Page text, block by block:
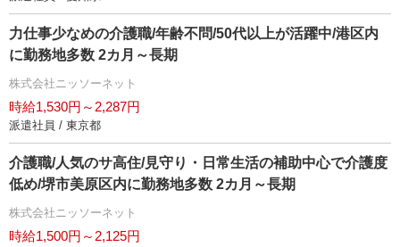
力仕事少なめの介護職/年齢不問/50代以上が活躍中/港区内
に勤務地多数 2カ月～長期
株式会社ニッソーネット
時給1,530円～2,287円
派遣社員 / 東京都
介護職/人気のサ高住/見守り・日常生活の補助中心で介護度
低め/堺市美原区内に勤務地多数 2カ月～長期
株式会社ニッソーネット
時給1,500円～2,125円